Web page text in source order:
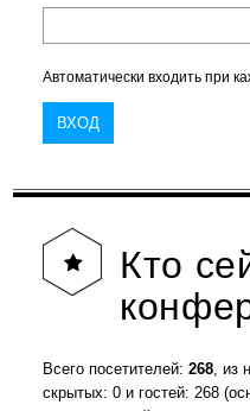
Автоматически входить при
Кто
Всего посетителей:268, из
скрытых: 0 и гостей: 268